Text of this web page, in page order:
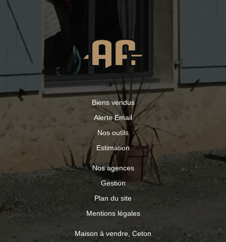
Biens vendus
Alerte Email
Nos outils
Estimation
Nos agences
Gestion
Plan du site
Mentions légales
Maison à vendre, Ceton